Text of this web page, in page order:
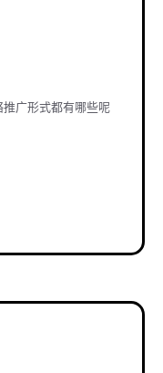
广形式都有哪些呢